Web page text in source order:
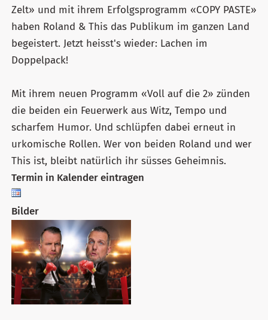
Zelt» und mit ihrem Erfolgsprogramm «COPY PASTE»
haben Roland & This das Publikum im ganzen Land
begeistert. Jetzt heisst's wieder: Lachen im
Doppelpack!
Mit ihrem neuen Programm «Voll auf die 2» zünden
die beiden ein Feuerwerk aus Witz, Tempo und
scharfem Humor. Und schlüpfen dabei erneut in
urkomische Rollen. Wer von beiden Roland und wer
This ist, bleibt natürlich ihr süsses Geheimnis.
Termin in Kalender eintragen
Bilder